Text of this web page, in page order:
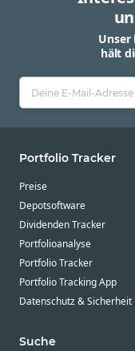
Unser
hält
Portfolio Tracker
Preise
Depotsoftware
Dividenden Tracker
Portfolioanalyse
Portfolio Tracker
Portfolio Tracking App
Datenschutz & Sicherheit
Suche